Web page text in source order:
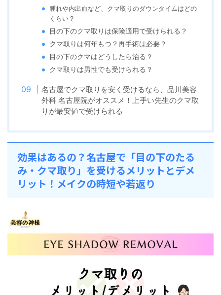
腫れや内出血など、クマ取りのダウンタイムはどの
くらい？
目の下のクマ取りは保険適用で受けられる？
クマ取りは何年もつ？再手術は必要？
目の下のクマはどうしたら治る？
クマ取りは男性でも受けられる？
名古屋でクマ取りを安く受けるなら、品川美容
外科 名古屋院がオススメ！上手い先生のクマ取
りが最安値で受けられる
効果はあるの？名古屋で「目の下のたる
み・クマ取り」を受けるメリットとデメ
リット！メイクの時短や若返り